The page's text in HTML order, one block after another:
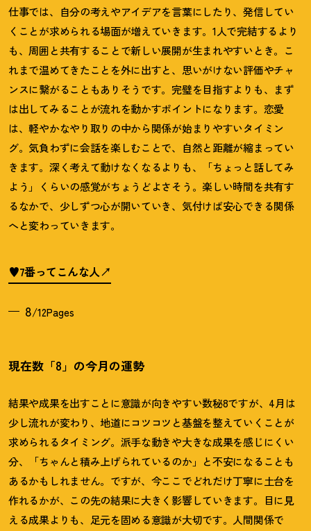
仕事では、自分の考えやアイデアを言葉にしたり、発信してい
くことが求められる場面が増えていきます。 1人で完結するより
も、周囲と共有することで新しい展開が生まれやすいとき。こ
れまで温めてきたことを外に出すと、思いがけない評価やチャ
ンスに繋がることもありそうです。完璧を目指すよりも、まず
は出してみることが流れを動かすポイントになります。恋愛
は、軽やかなやり取りの中から関係が始まりやすいタイミン
グ。気負わずに会話を楽しむことで、自然と距離が縮まってい
きます。深く考えて動けなくなるよりも、「ちょっと話してみ
よう」くらいの感覚がちょうどよさそう。楽しい時間を共有す
るなかで、少しずつ心が開いていき、気付けば安心できる関係
へと変わっていきます。
♥7番ってこんな人
8/12Pages
現在数「8」の今月の運勢
結果や成果を出すことに意識が向きやすい数秘8ですが、4月は
少し流れが変わり、地道にコツコツと基盤を整えていくことが
求められるタイミング。派手な動きや大きな成果を感じにくい
分、「ちゃんと積み上げられているのか」と不安になることも
あるかもしれません。ですが、今ここでどれだけ丁寧に土台を
作れるかが、この先の結果に大きく影響していきます。目に見
える成果よりも、足元を固める意識が大切です。人間関係で